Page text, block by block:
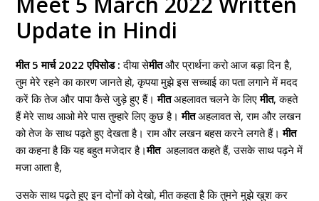
Update in Hindi
मीत 5 मार्च 2022 एपिसोड : दीया सेमीतऔर प्रार्थना करो आज बड़ा दिन है,
तुम मेरे रहने का कारण जानते हो, कृपया मुझे इस सच्चाई का पता लगाने में मदद
करें कि तेज और पापा कैसे जुड़े हुए हैं।मीतअहलावत चलने के लिएमीत, कहते
हैं मेरे साथ आओ मेरे पास तुम्हारे लिए कुछ है।मीतअहलावत से, राम और लखन
को तेज के साथ पढ़ते हुए देखता है। राम और लखन बहस करने लगते हैं।मीत
का कहना है कि यह बहुत मजेदार है।मीत अहलावत कहते हैं, उसके साथ पढ़ने में
मजा आता है,
उसके साथ पढ़ते हुए इन दोनों को देखो, मीत कहता है कि तुमने मुझे खुश कर